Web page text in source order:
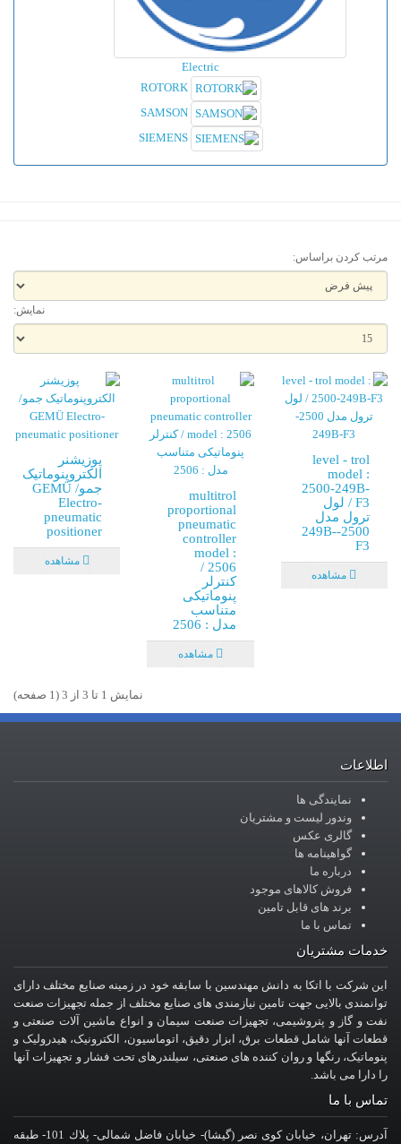
Electric
ROTORK
SAMSON
SIEMENS
مرتب کردن براساس:
نمایش:
level - trol
model :
2500-249B-
F3 / لول
ترول مدل
2500-249B-
F3
مشاهده
multitrol
proportional
pneumatic
controller
model :
2506 /
کنترلر
پنوماتیکی
متناسب
مدل : 2506
مشاهده
پوزیشنر
الکتروپنوماتیک
جمو/ GEMÜ
Electro-
pneumatic
positioner
مشاهده
نمايش 1 تا 3 از 3 (1 صفحه)
اطلاعات
نمایندگی ها
وندور لیست و مشتریان
گالری عکس
گواهینامه ها
درباره ما
فروش کالاهای موجود
برند های قابل تامین
تماس با ما
خدمات مشتریان
این شرکت با اتکا به دانش مهندسین با سابقه خود در زمینه صنایع مختلف دارای
توانمندی بالایی جهت تامین نیازمندی های صنایع مختلف از جمله تجهیزات صنعت
نفت و گاز و پتروشیمی، تجهیزات صنعت سیمان و انواع ماشین آلات صنعتی و
قطعات آنها شامل قطعات برق، ابزار دقیق، اتوماسیون، الکترونیک، هیدرولیک و
پنوماتیک، رنگها و روان کننده های صنعتی، سیلندرهای تحت فشار و تجهیزات آنها
را دارا می باشد.
تماس با ما
آدرس: تهران، خيابان کوی نصر (گیشا)- خيابان فاضل شمالی- پلاك 101- طبقه